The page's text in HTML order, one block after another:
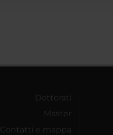
Dottorati
Master
Contatti e mappa